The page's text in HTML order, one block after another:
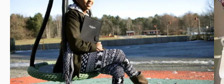
Sverige och övriga världen
Grannskapsinitiativet
Medarbetare & styrelse
Kontakt
Pressrum
Nyheter & kalenderhändelser
Postkodlotteriet